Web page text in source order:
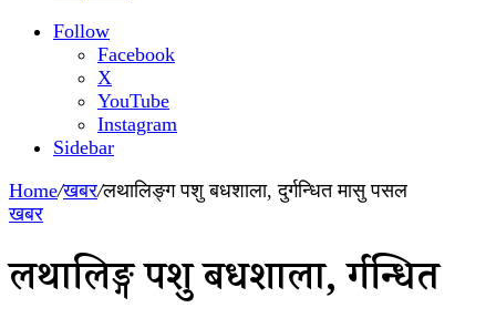
Follow
Facebook
X
YouTube
Instagram
Sidebar
Home/खबर/लथालिङ्ग पशु बधशाला, दुर्गन्धित मासु पसल
खबर
लथालिङ्ग पशु बधशाला, दुर्गन्धित